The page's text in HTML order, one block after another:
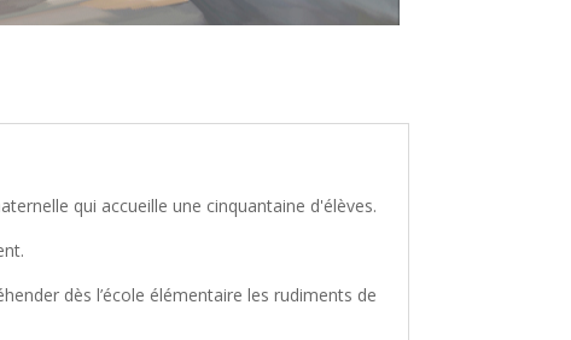
qui accueille une cinquantaine d'élèves.
dès l’école élémentaire les rudiments de